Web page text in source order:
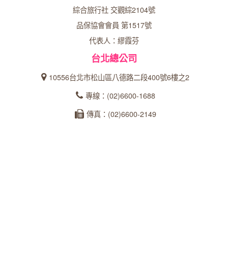
綜合旅行社 交觀綜2104號
品保協會會員 第1517號
代表人：繆霞芬
台北總公司
10556台北市松山區八德路二段400號6樓之2
專線：(02)6600-1688
傳真：(02)6600-2149